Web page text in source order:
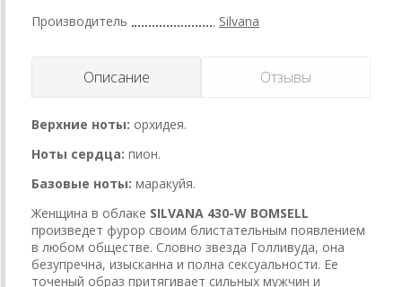
Производитель Silvana
Описание Отзывы
Верхние ноты: орхидея.
Ноты сердца: пион.
Базовые ноты: маракуйя.
Женщина в облаке SILVANA 430-W BOMSELL
произведет фурор своим блистательным появлением
в любом обществе. Словно звезда Голливуда, она
безупречна, изысканна и полна сексуальности. Ее
точеный образ притягивает сильных мужчин и